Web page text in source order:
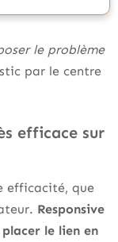
le problème
par le centre
efficace sur
efficacité, que
Responsive
le lien en